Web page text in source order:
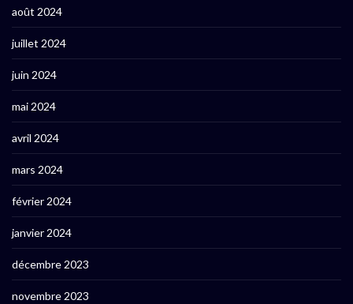
août 2024
juillet 2024
juin 2024
mai 2024
avril 2024
mars 2024
février 2024
janvier 2024
décembre 2023
novembre 2023